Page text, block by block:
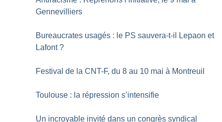
Gennevilliers
Bureaucrates usagés : le PS sauvera-t-il Lepaon et
Lafont ?
Festival de la CNT-F, du 8 au 10 mai à Montreuil
Toulouse : la répression s’intensifie
Un incroyable invité dans un congrès syndical